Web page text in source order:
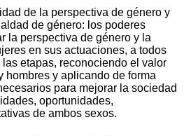
de la perspectiva de género y
de género: los poderes
la perspectiva de género y la
en sus actuaciones, a todos
las etapas, reconociendo el valor
hombres y aplicando de forma
para mejorar la sociedad
oportunidades,
de ambos sexos.